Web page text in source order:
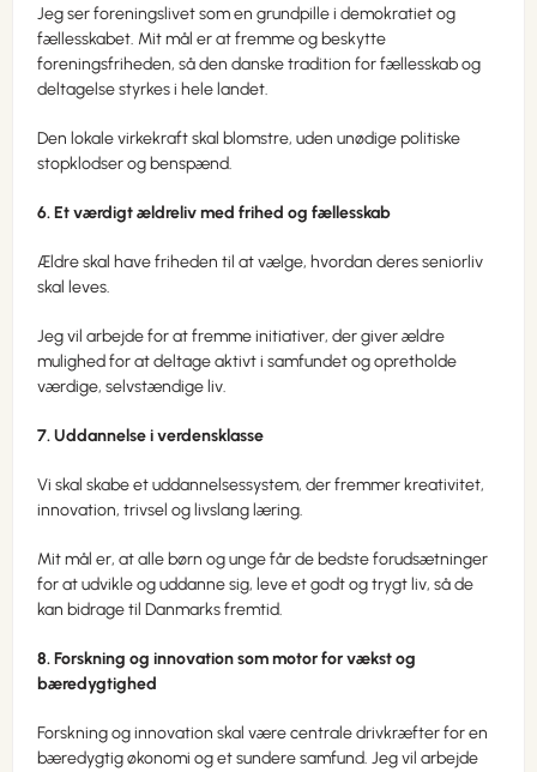
Jeg ser foreningslivet som en grundpille i demokratiet og
fællesskabet. Mit mål er at fremme og beskytte
foreningsfriheden, så den danske tradition for fællesskab og
deltagelse styrkes i hele landet.
Den lokale virkekraft skal blomstre, uden unødige politiske
stopklodser og benspænd.
6. Et værdigt ældreliv med frihed og fællesskab
Ældre skal have friheden til at vælge, hvordan deres seniorliv
skal leves.
Jeg vil arbejde for at fremme initiativer, der giver ældre
mulighed for at deltage aktivt i samfundet og opretholde
værdige, selvstændige liv.
7. Uddannelse i verdensklasse
Vi skal skabe et uddannelsessystem, der fremmer kreativitet,
innovation, trivsel og livslang læring.
Mit mål er, at alle børn og unge får de bedste forudsætninger
for at udvikle og uddanne sig, leve et godt og trygt liv, så de
kan bidrage til Danmarks fremtid.
8. Forskning og innovation som motor for vækst og
bæredygtighed
Forskning og innovation skal være centrale drivkræfter for en
bæredygtig økonomi og et sundere samfund. Jeg vil arbejde